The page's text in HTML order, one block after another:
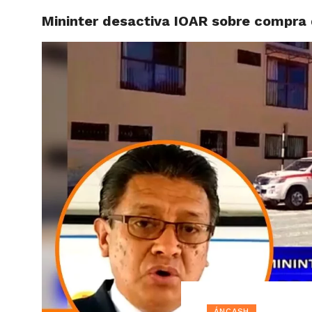
Mininter desactiva IOAR sobre